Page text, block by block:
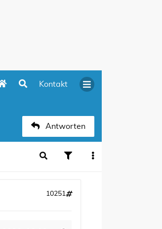
Kontakt
Antworten
10251